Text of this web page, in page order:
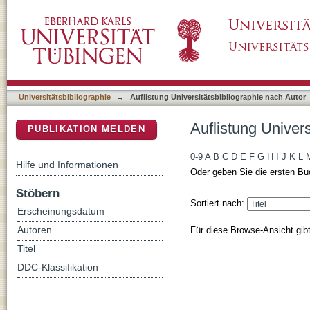
Universitätsbibliographie → Auflistung Universitätsbibliographie nach Autor
Auflistung
0-9 A B C D E F G H J K L
Oder geben Sie die ersten
Sortiert nach:
Für diese Browse-Ansicht
PUBLIKATION MELDEN
Hilfe und Informationen
Stöbern
Erscheinungsdatum
Autoren
Titel
DDC-Klassifikation